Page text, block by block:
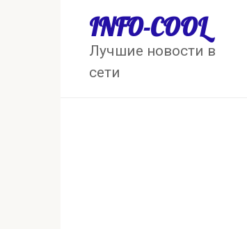
INFO-COOL
Лучшие новости в
сети